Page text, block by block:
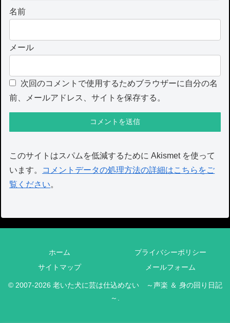
名前
メール
次回のコメントで使用するためブラウザーに自分の名
前、メールアドレス、サイトを保存する。
このサイトはスパムを低減するために Akismet を使って
います。
コメントデータの処理方法の詳細はこちらをご
覧ください。
ホーム
プライバシーポリシー
サイトマップ
メールフォーム
© 2007-2026 老いた犬に芸は仕込めない ～声楽 ＆ 身の回り日記
～.